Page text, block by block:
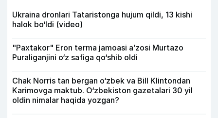
Ukraina dronlari Tataristonga hujum qildi, 13 kishi
halok bo‘ldi (video)
"Paxtakor" Eron terma jamoasi a’zosi Murtazo
Puraliganjini o‘z safiga qo‘shib oldi
Chak Norris tan bergan o‘zbek va Bill Klintondan
Karimovga maktub. O‘zbekiston gazetalari 30 yil
oldin nimalar haqida yozgan?